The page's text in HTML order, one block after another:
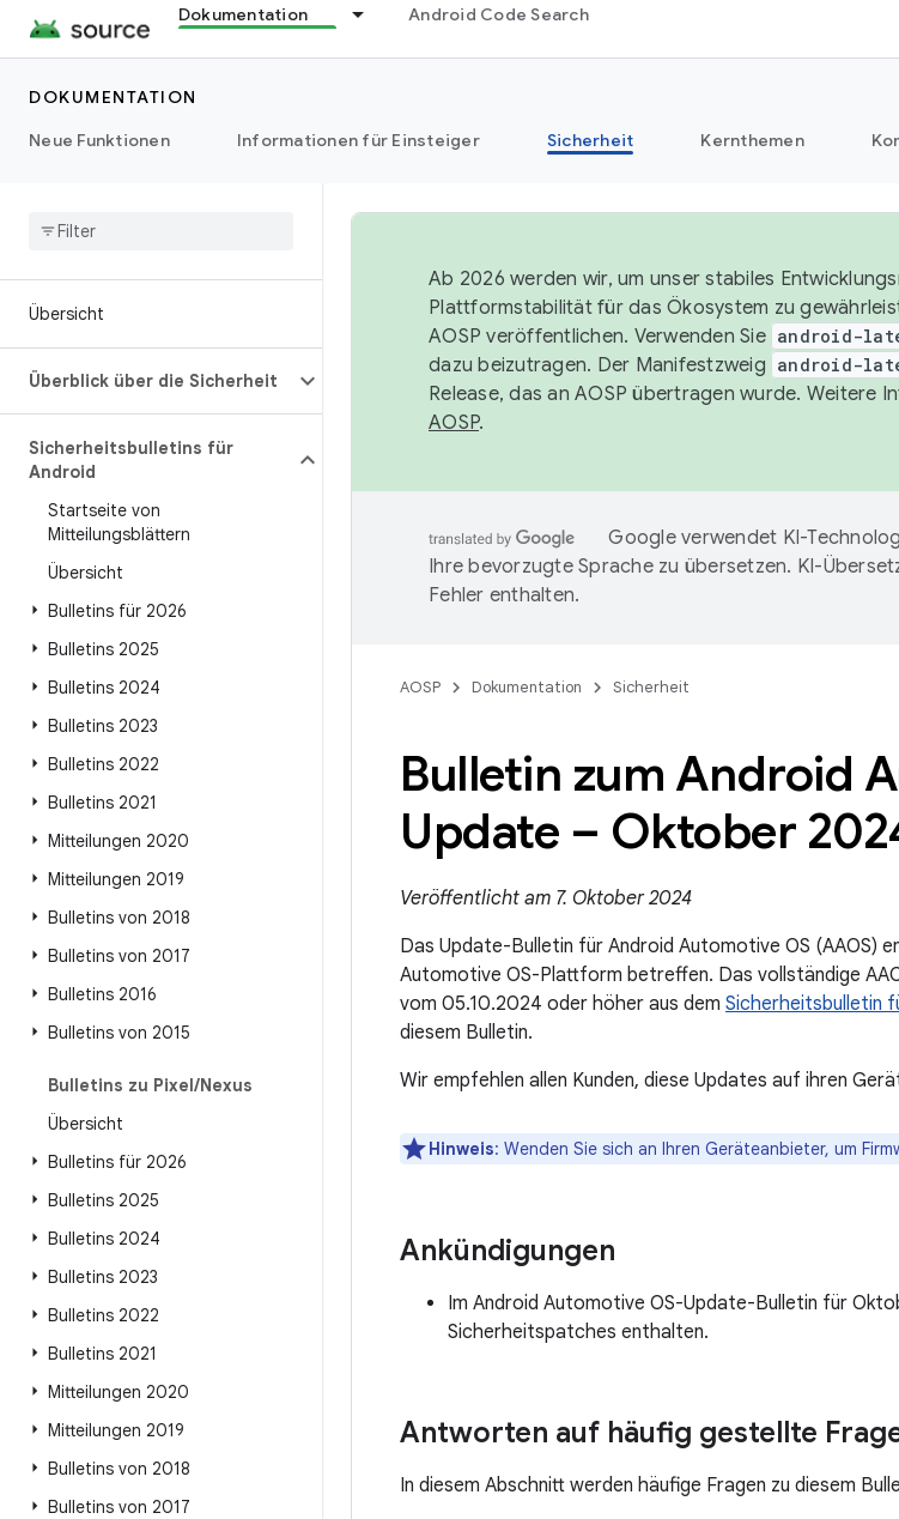
Dokumentation Android Code Search
DOKUMENTATION
Neue Funktionen
Informationen für Einsteiger Sicherheit Kernthemen
Übersicht
Überblick über die Sicherheit
Sicherheitsbulletins für
Android
Startseite von
Mitteilungsblättern
Übersicht
Bulletins für 2026
Bulletins 2025
Bulletins 2024
Bulletins 2023
Bulletins 2022
Bulletins 2021
Mitteilungen 2020
Mitteilungen 2019
Bulletins von 2018
Bulletins von 2017
Bulletins 2016
Bulletins von 2015
Bulletins zu Pixel/Nexus
Übersicht
Bulletins für 2026
Bulletins 2025
Bulletins 2024
Bulletins 2023
Bulletins 2022
Bulletins 2021
Mitteilungen 2020
Mitteilungen 2019
Bulletins von 2018
Bulletins von 2017
Ab 2026 werden wir, um unser stabiles
Plattformstabilität für das Ökosystem zu
AOSP veröffentlichen. Verwenden Sie android-
dazu beizutragen. Der Manifestzweig android-
Release, das an AOSP übertragen wurde. Weitere
AOSP.
Google verwendet KI-
Ihre bevorzugte Sprache zu übersetzen. KI-
Fehler enthalten.
AOSP Dokumentation Sicherheit
Bulletin zum Android
Update – Oktober
Veröffentlicht am 7. Oktober 2024
Das Update-Bulletin für Android Automotive OS (AAOS)
Automotive OS-Plattform betreffen. Das vollständige
vom 05.10.2024 oder höher aus dem Sicherheitsbulletin
diesem Bulletin.
Wir empfehlen allen Kunden, diese Updates auf ihren
Hinweis: Wenden Sie sich an Ihren Geräteanbieter, um
Ankündigungen
Im Android Automotive OS-Update-Bulletin für
Sicherheitspatches enthalten.
Antworten auf häufig gestellte
In diesem Abschnitt werden häufige Fragen zu diesem